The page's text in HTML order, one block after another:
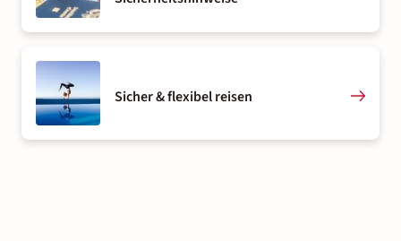
Sicher & flexibel reisen